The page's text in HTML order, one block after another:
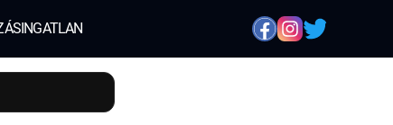
INGATLAN